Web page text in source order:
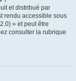
et distribué par
rendu accessible sous
» et peut être
consulter la rubrique